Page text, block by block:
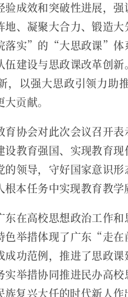
成效和突破性进展，强
地、凝聚大合力、锻造
落实”的“大思政课”体
伍建设与思政课改革创
，以强大思政引领力助
贡献。
育协会对此次会议召开
设教育强国、实现教育
的领导，守好国家意识
本任务中实现教育教学
东在高校思想政治工作
色举措体现了广东“走
成功范例，推进了思政
实举措协同推进民办高
复兴大任的时代新人作